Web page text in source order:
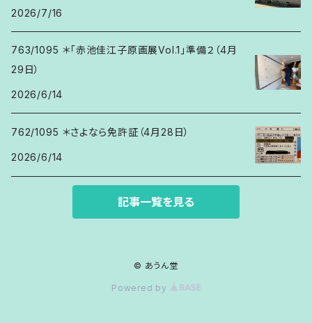
2026/7/16
763/1095 ＊「赤池佳江子原画展Vol.1」準備２（4月
29日）
2026/6/14
762/1095 ＊さよなら免許証（4月28日）
2026/6/14
記事一覧を見る
© あうん堂
Powered by